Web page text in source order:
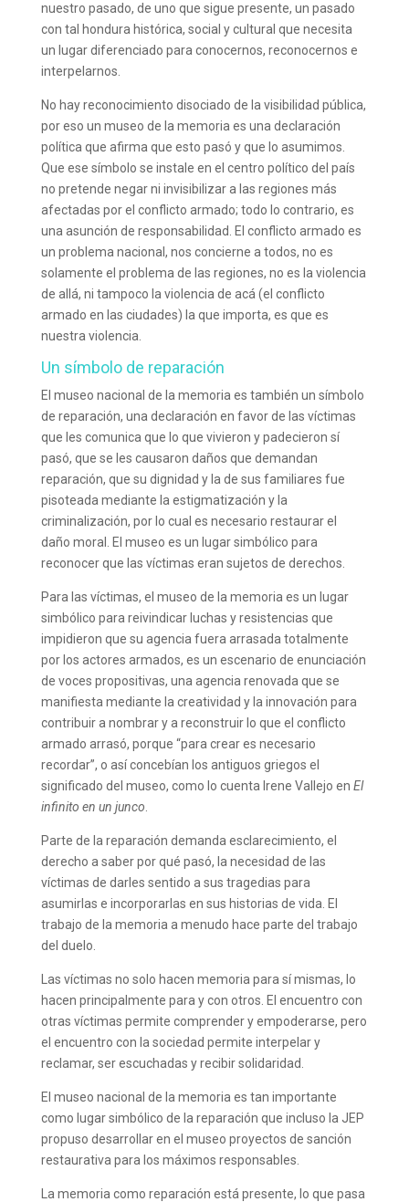
nuestro pasado, de uno que sigue presente, un pasado
con tal hondura histórica, social y cultural que necesita
un lugar diferenciado para conocernos, reconocernos e
interpelarnos.
No hay reconocimiento disociado de la visibilidad pública,
por eso un museo de la memoria es una declaración
política que afirma que esto pasó y que lo asumimos.
Que ese símbolo se instale en el centro político del país
no pretende negar ni invisibilizar a las regiones más
afectadas por el conflicto armado; todo lo contrario, es
una asunción de responsabilidad. El conflicto armado es
un problema nacional, nos concierne a todos, no es
solamente el problema de las regiones, no es la violencia
de allá, ni tampoco la violencia de acá (el conflicto
armado en las ciudades) la que importa, es que es
nuestra violencia.
Un símbolo de reparación
El museo nacional de la memoria es también un símbolo
de reparación, una declaración en favor de las víctimas
que les comunica que lo que vivieron y padecieron sí
pasó, que se les causaron daños que demandan
reparación, que su dignidad y la de sus familiares fue
pisoteada mediante la estigmatización y la
criminalización, por lo cual es necesario restaurar el
daño moral. El museo es un lugar simbólico para
reconocer que las víctimas eran sujetos de derechos.
Para las víctimas, el museo de la memoria es un lugar
simbólico para reivindicar luchas y resistencias que
impidieron que su agencia fuera arrasada totalmente
por los actores armados, es un escenario de enunciación
de voces propositivas, una agencia renovada que se
manifiesta mediante la creatividad y la innovación para
contribuir a nombrar y a reconstruir lo que el conflicto
armado arrasó, porque “para crear es necesario
recordar”, o así concebían los antiguos griegos el
significado del museo, como lo cuenta Irene Vallejo en El
infinito en un junco
Parte de la reparación demanda esclarecimiento, el
derecho a saber por qué pasó, la necesidad de las
víctimas de darles sentido a sus tragedias para
asumirlas e incorporarlas en sus historias de vida. El
trabajo de la memoria a menudo hace parte del trabajo
del duelo.
Las víctimas no solo hacen memoria para sí mismas, lo
hacen principalmente para y con otros. El encuentro con
otras víctimas permite comprender y empoderarse, pero
el encuentro con la sociedad permite interpelar y
reclamar, ser escuchadas y recibir solidaridad.
El museo nacional de la memoria es tan importante
como lugar simbólico de la reparación que incluso la JEP
propuso desarrollar en el museo proyectos de sanción
restaurativa para los máximos responsables.
La memoria como reparación está presente, lo que pasa